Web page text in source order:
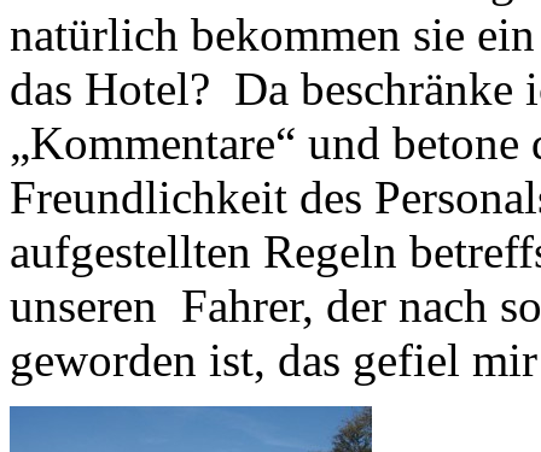
natürlich bekommen sie
das Hotel? Da beschränke
„Kommentare“ und
Freundlichkeit des
aufgestellten Regeln
unseren Fahrer, der nach
geworden ist, das gefiel